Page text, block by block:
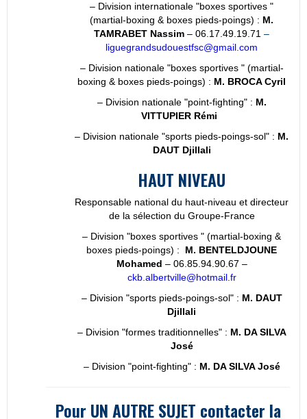
– Division internationale "boxes sportives "
(martial-boxing & boxes pieds-poings) : M.
TAMRABET Nassim – 06.17.49.19.71 –
liguegrandsudouestfsc@gmail.com
– Division nationale "boxes sportives " (martial-
boxing & boxes pieds-poings) : M. BROCA Cyril
– Division nationale "point-fighting" : M.
VITTUPIER Rémi
– Division nationale "sports pieds-poings-sol" : M.
DAUT Djillali
HAUT NIVEAU
Responsable national du haut-niveau et directeur
de la sélection du Groupe-France
– Division "boxes sportives " (martial-boxing &
boxes pieds-poings) :
M. BENTELDJOUNE
Mohamed – 06.85.94.90.67 –
ckb.albertville@hotmail.fr
– Division "sports pieds-poings-sol" : M. DAUT
Djillali
– Division "formes traditionnelles" : M. DA SILVA
José
– Division "point-fighting" : M. DA SILVA José
Pour UN AUTRE SUJET contacter la